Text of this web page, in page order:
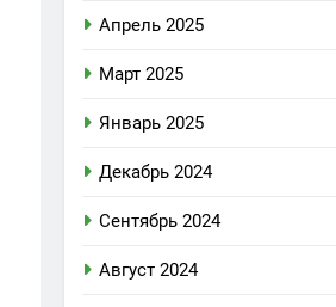
Апрель 2025
Март 2025
Январь 2025
Декабрь 2024
Сентябрь 2024
Август 2024